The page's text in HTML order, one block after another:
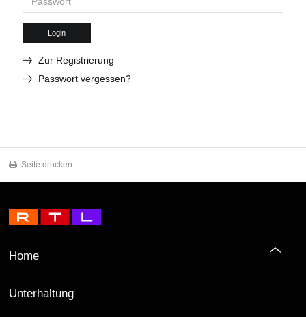
Login
Zur Registrierung
Passwort vergessen?
Seite drucken
Home
Unterhaltung